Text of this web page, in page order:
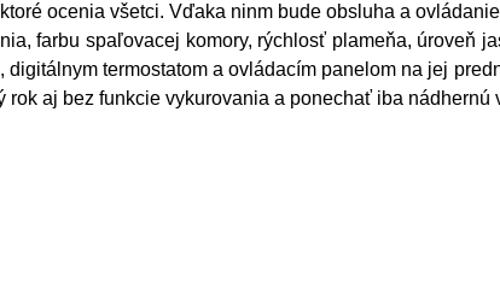
ocenia všetci. Vďaka ninm bude obsluha a
farbu spaľovacej komory, rýchlosť plameňa, úroveň
termostatom a ovládacím panelom na jej
aj bez funkcie vykurovania a ponechať iba